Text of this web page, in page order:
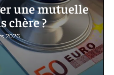
une mutuelle
chère ?
2026